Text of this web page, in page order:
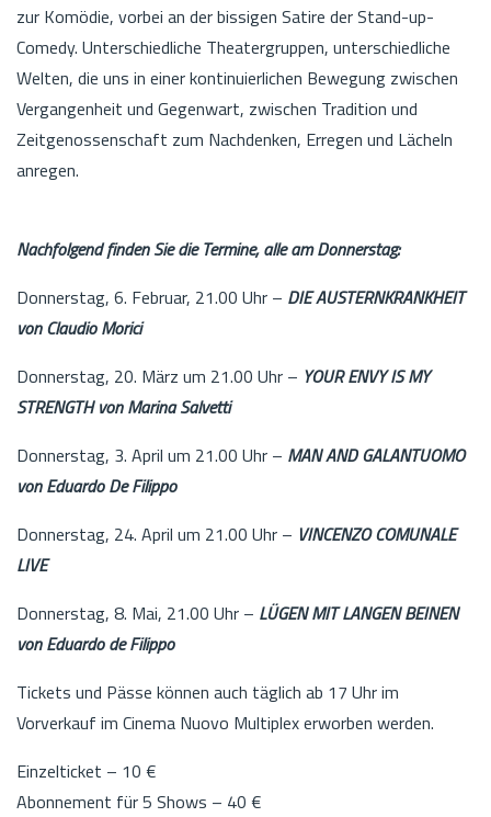
zur Komödie, vorbei an der bissigen Satire der Stand-up-
Comedy. Unterschiedliche Theatergruppen, unterschiedliche
Welten, die uns in einer kontinuierlichen Bewegung zwischen
Vergangenheit und Gegenwart, zwischen Tradition und
Zeitgenossenschaft zum Nachdenken, Erregen und Lächeln
anregen.
Nachfolgend finden Sie die Termine, alle am Donnerstag:
Donnerstag, 6. Februar, 21.00 Uhr – DIE AUSTERNKRANKHEIT
von Claudio Morici
Donnerstag, 20. März um 21.00 Uhr – YOUR ENVY IS MY
STRENGTH von Marina Salvetti
Donnerstag, 3. April um 21.00 Uhr – MAN AND GALANTUOMO
von Eduardo De Filippo
Donnerstag, 24. April um 21.00 Uhr – VINCENZO COMUNALE
LIVE
Donnerstag, 8. Mai, 21.00 Uhr – LÜGEN MIT LANGEN BEINEN
von Eduardo de Filippo
Tickets und Pässe können auch täglich ab 17 Uhr im
Vorverkauf im Cinema Nuovo Multiplex erworben werden.
Einzelticket – 10 €
Abonnement für 5 Shows – 40 €